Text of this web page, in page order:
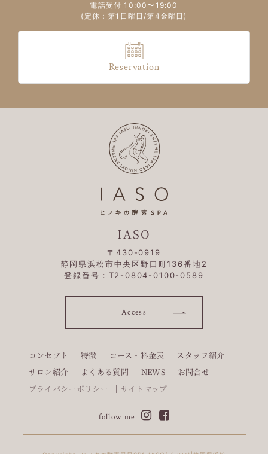
電話受付 10:00〜19:00
(定休：第1日曜日/第4金曜日)
Reservation
IASO
〒430-0919
静岡県浜松市中央区野口町136番地2
登録番号：T2-0804-0100-0589
Access
コンセプト 特徴 コース・料金表
スタッフ紹介
サロン紹介
よくある質問 NEWS
お問合せ
プライバシーポリシー
サイトマップ
follow me